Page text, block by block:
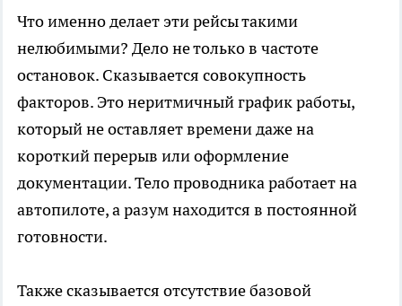
Что именно делает эти рейсы такими
нелюбимыми? Дело не только в частоте
остановок. Сказывается совокупность
факторов. Это неритмичный график работы,
который не оставляет времени даже на
короткий перерыв или оформление
документации. Тело проводника работает на
автопилоте, а разум находится в постоянной
готовности.
Также сказывается отсутствие базовой